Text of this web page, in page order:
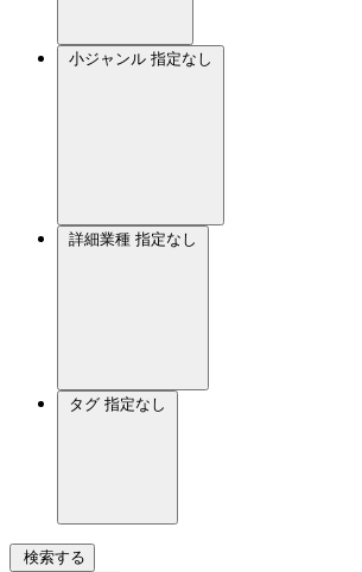
小ジャンル 指定なし
詳細業種 指定なし
タグ 指定なし
検索する